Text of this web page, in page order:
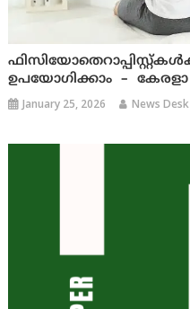
ഉപയോഗിക്കാം –
January 25, 2026 News Desk